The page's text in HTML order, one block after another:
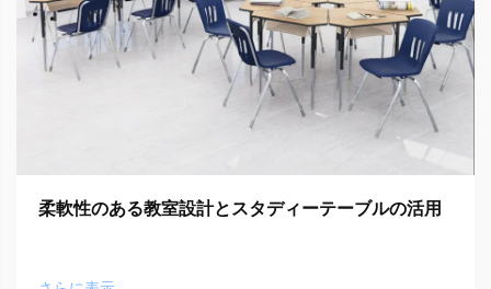
柔軟性のある教室設計とスタディーテーブルの活用